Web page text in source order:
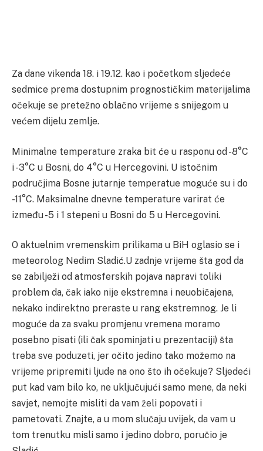
Za dane vikenda 18. i 19.12. kao i početkom sljedeće
sedmice prema dostupnim prognostičkim materijalima
očekuje se pretežno oblačno vrijeme s snijegom u
većem dijelu zemlje.
Minimalne temperature zraka bit će u rasponu od -8°C
i -3°C u Bosni, do 4°C u Hercegovini. U istočnim
područjima Bosne jutarnje temperatue moguće su i do
-11°C. Maksimalne dnevne temperature varirat će
između -5 i 1 stepeni u Bosni do 5 u Hercegovini.
O aktuelnim vremenskim prilikama u BiH oglasio se i
meteorolog Nedim Sladić.U zadnje vrijeme šta god da
se zabilježi od atmosferskih pojava napravi toliki
problem da, čak iako nije ekstremna i neuobičajena,
nekako indirektno preraste u rang ekstremnog. Je li
moguće da za svaku promjenu vremena moramo
posebno pisati (ili čak spominjati u prezentaciji) šta
treba sve poduzeti, jer očito jedino tako možemo na
vrijeme pripremiti ljude na ono što ih očekuje? Sljedeći
put kad vam bilo ko, ne uključujući samo mene, da neki
savjet, nemojte misliti da vam želi popovati i
pametovati. Znajte, a u mom slučaju uvijek, da vam u
tom trenutku misli samo i jedino dobro, poručio je